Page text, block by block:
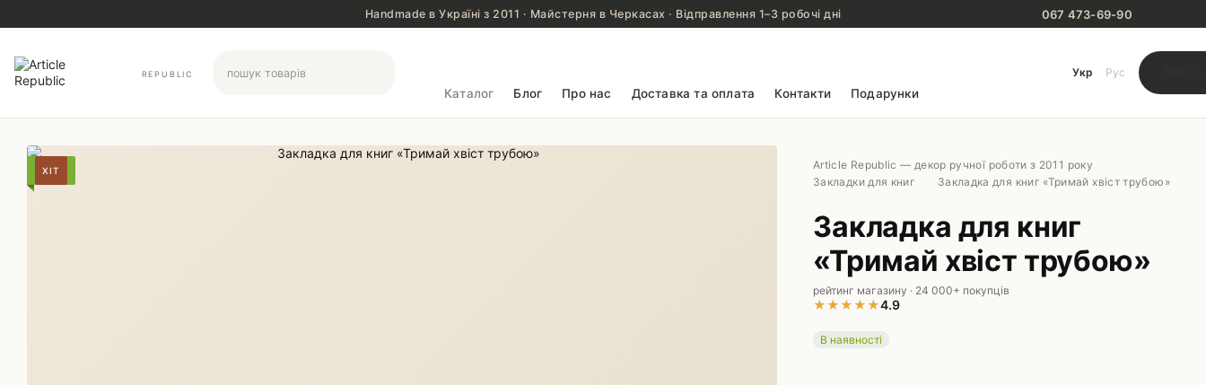
Handmade в Україні з 2011 · Майстерня в Черкасах · Відправлення 1–3 робочі дні 067 473-69-90
REPUBLIC
Каталог Блог Про нас Доставка та оплата Контакти Подарунки
Укр Рус
ХІТ
Article Republic — декор ручної роботи з 2011 року
Закладки для книг
Закладка для книг «Тримай хвіст трубою»
Закладка для книг
«Тримай хвіст трубою»
★★★★★4.9
рейтинг магазину · 24 000+ покупців
В наявності